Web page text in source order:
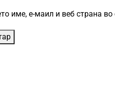
име, е-маил и веб страна